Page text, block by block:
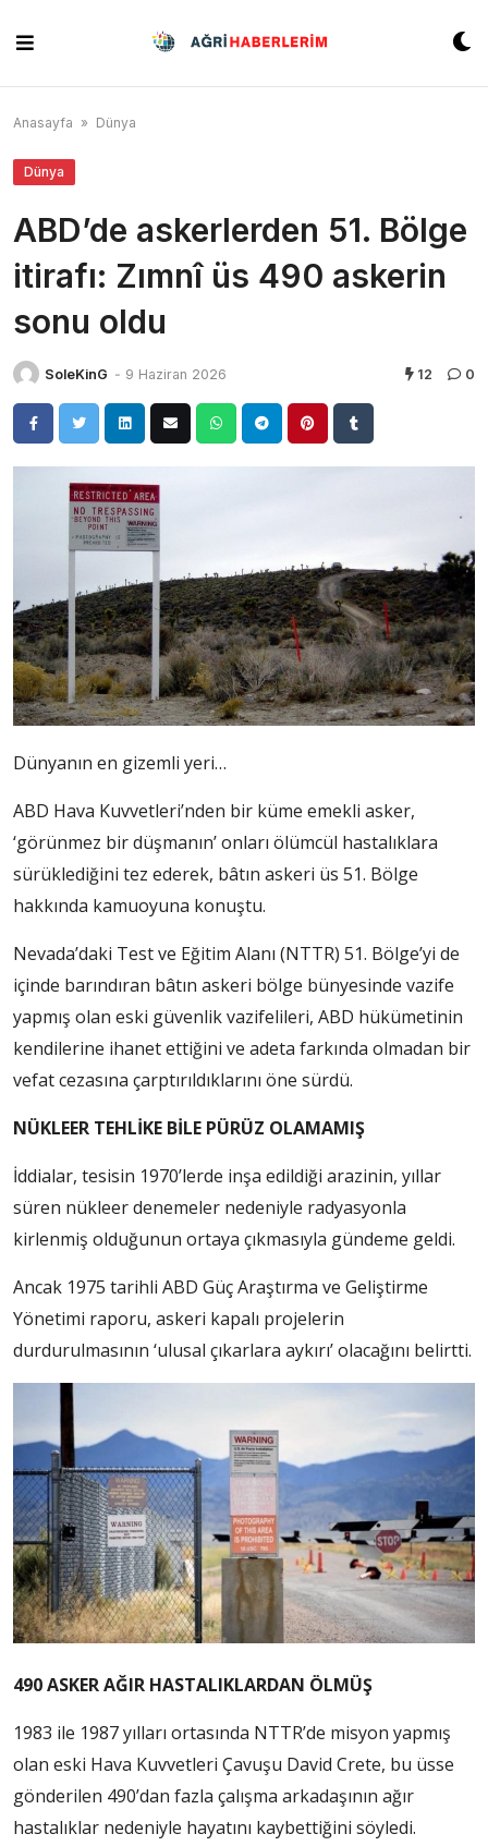
content
Anasayfa » Dünya
Dünya
ABD’de askerlerden 51. Bölge
itirafı: Zımnî üs 490 askerin
sonu oldu
SoleKinG - 9 Haziran 2026 12 0
Dünyanın en gizemli yeri…
ABD Hava Kuvvetleri’nden bir küme emekli asker,
‘görünmez bir düşmanın’ onları ölümcül hastalıklara
sürüklediğini tez ederek, bâtın askeri üs 51. Bölge
hakkında kamuoyuna konuştu.
Nevada’daki Test ve Eğitim Alanı (NTTR) 51. Bölge’yi de
içinde barındıran bâtın askeri bölge bünyesinde vazife
yapmış olan eski güvenlik vazifelileri, ABD hükümetinin
kendilerine ihanet ettiğini ve adeta farkında olmadan bir
vefat cezasına çarptırıldıklarını öne sürdü.
NÜKLEER TEHLİKE BİLE PÜRÜZ OLAMAMIŞ
İddialar, tesisin 1970’lerde inşa edildiği arazinin, yıllar
süren nükleer denemeler nedeniyle radyasyonla
kirlenmiş olduğunun ortaya çıkmasıyla gündeme geldi.
Ancak 1975 tarihli ABD Güç Araştırma ve Geliştirme
Yönetimi raporu, askeri kapalı projelerin
durdurulmasının ‘ulusal çıkarlara aykırı’ olacağını belirtti.
490 ASKER AĞIR HASTALIKLARDAN ÖLMÜŞ
1983 ile 1987 yılları ortasında NTTR’de misyon yapmış
olan eski Hava Kuvvetleri Çavuşu David Crete, bu üsse
gönderilen 490’dan fazla çalışma arkadaşının ağır
hastalıklar nedeniyle hayatını kaybettiğini söyledi.